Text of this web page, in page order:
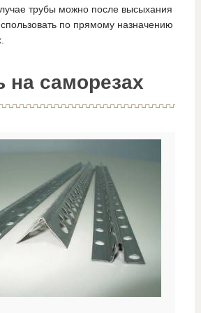
трубы можно после высыхания
по прямому назначению
саморезах